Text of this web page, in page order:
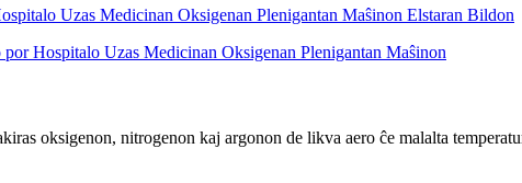
oksigenon, nitrogenon kaj argonon de likva aero ĉe malalta